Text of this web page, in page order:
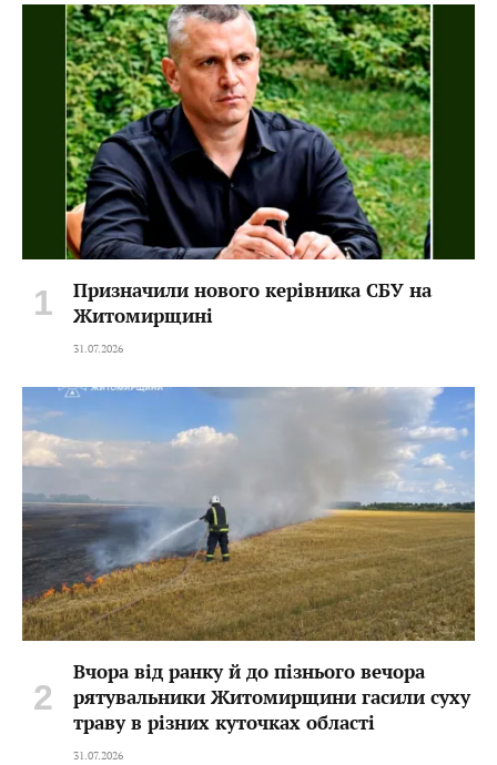
Призначили нового керівника СБУ на
Житомирщині
31.07.2026
Вчора від ранку й до пізнього вечора
рятувальники Житомирщини гасили суху
траву в різних куточках області
31.07.2026